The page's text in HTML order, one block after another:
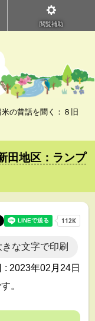
閲覧補助
の昔話を聞く：８旧
田地区：ランプ
きな文字で印刷
: 2023年02月24日
。